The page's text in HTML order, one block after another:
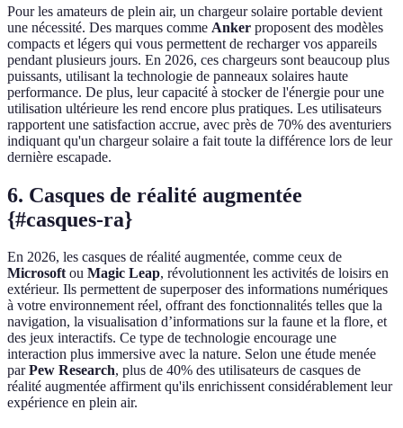
Pour les amateurs de plein air, un chargeur solaire portable devient
une nécessité. Des marques comme Anker proposent des modèles
compacts et légers qui vous permettent de recharger vos appareils
pendant plusieurs jours. En 2026, ces chargeurs sont beaucoup plus
puissants, utilisant la technologie de panneaux solaires haute
performance. De plus, leur capacité à stocker de l'énergie pour une
utilisation ultérieure les rend encore plus pratiques. Les utilisateurs
rapportent une satisfaction accrue, avec près de 70% des aventuriers
indiquant qu'un chargeur solaire a fait toute la différence lors de leur
dernière escapade.
6. Casques de réalité augmentée
{#casques-ra}
En 2026, les casques de réalité augmentée, comme ceux de
Microsoftou Magic Leap, révolutionnent les activités de loisirs en
extérieur. Ils permettent de superposer des informations numériques
à votre environnement réel, offrant des fonctionnalités telles que la
navigation, la visualisation d’informations sur la faune et la flore, et
des jeux interactifs. Ce type de technologie encourage une
interaction plus immersive avec la nature. Selon une étude menée
parPew Research, plus de 40% des utilisateurs de casques de
réalité augmentée affirment qu'ils enrichissent considérablement leur
expérience en plein air.